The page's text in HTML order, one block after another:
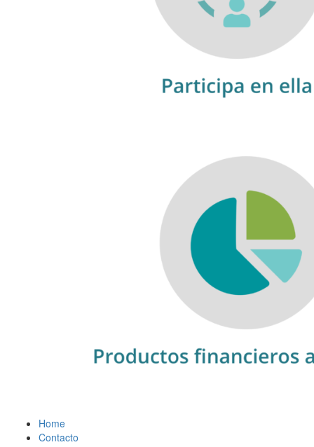
Home
Contacto